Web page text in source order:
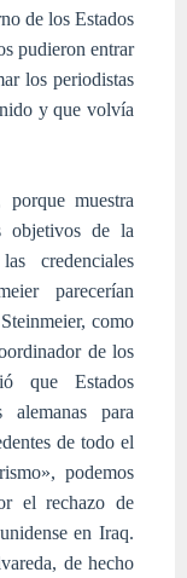
de los Estados
pudieron entrar
los periodistas
y que volvía
muestra
objetivos de la
credenciales
parecerían
como
de los
que Estados
para
de todo el
podemos
el rechazo de
en Iraq.
de hecho